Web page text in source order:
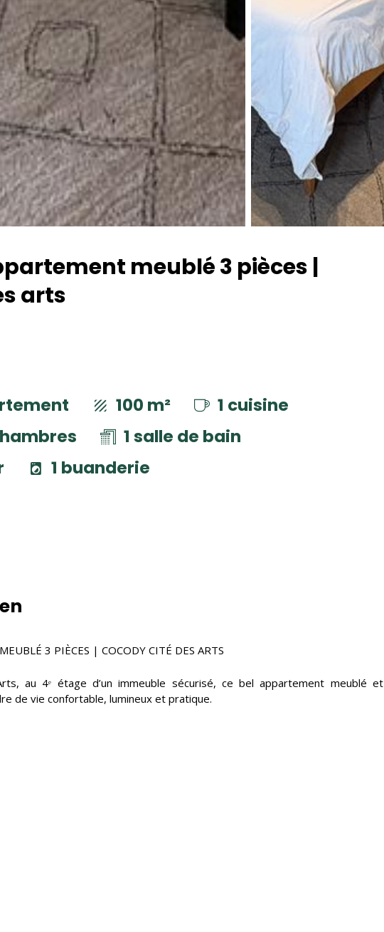
meublé 3 pièces |
arts
100 m²
1 cuisine
1 salle de bain
1 buanderie
3 PIÈCES | COCODY CITÉ DES ARTS
au 4ᵉ étage d’un immeuble sécurisé, ce bel appartement meublé et
de vie confortable, lumineux et pratique.